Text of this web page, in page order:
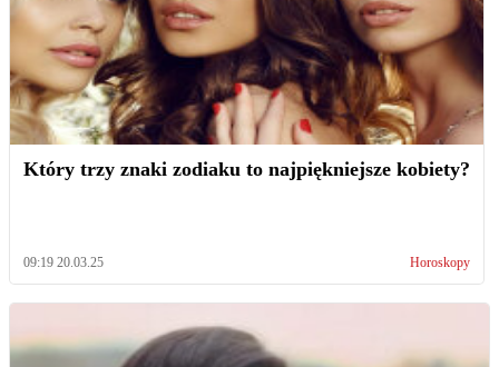
Który trzy znaki zodiaku to najpiękniejsze kobiety?
09:19 20.03.25 Horoskopy